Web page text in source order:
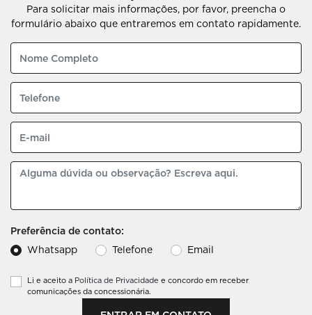
Para solicitar mais informações, por favor, preencha o
formulário abaixo que entraremos em contato rapidamente.
Preferência de contato:
Whatsapp
Telefone Email
Li e aceito a Política de Privacidade e concordo em receber
comunicações da concessionária.